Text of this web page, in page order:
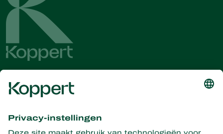
Ontvang het laatste nieuws en
informatie
Hier aanmelden